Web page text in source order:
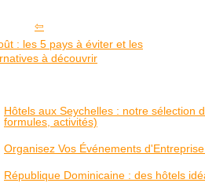
: les 5 pays à éviter et les
à découvrir
Hôtels aux Seychelles : notre sélection
formules, activités)
Organisez Vos Événements
République Dominicaine : des hôtels